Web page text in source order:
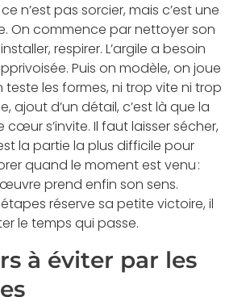
n’est pas sorcier, mais c’est une
On commence par nettoyer son
respirer. L’argile a besoin
Puis on modèle, on joue
teste les formes, ni trop vite ni trop
ajout d’un détail, c’est là que la
cœur s’invite. Il faut laisser sécher,
la partie la plus difficile pour
quand le moment est venu :
prend enfin son sens.
réserve sa petite victoire, il
le temps qui passe.
à éviter par les